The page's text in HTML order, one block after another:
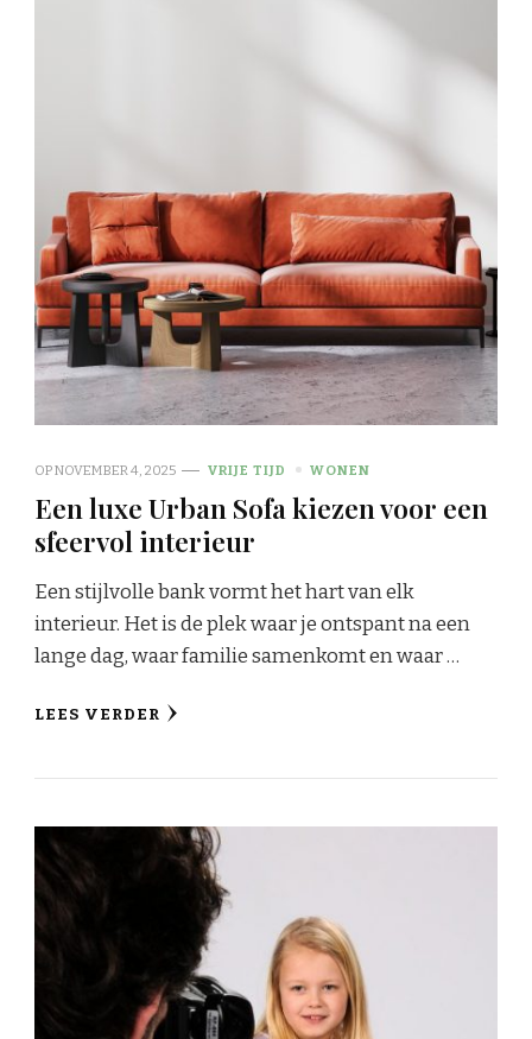
OPNOVEMBER 4, 2025 VRIJE TIJD WONEN
Een luxe Urban Sofa kiezen voor een
sfeervol interieur
Een stijlvolle bank vormt het hart van elk
interieur. Het is de plek waar je ontspant na een
lange dag, waar familie samenkomt en waar …
LEES VERDER